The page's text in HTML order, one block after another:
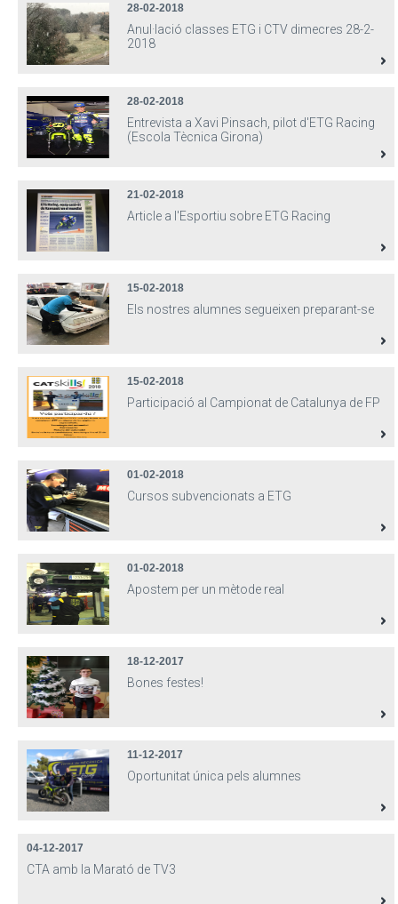
28-02-2018
Anul·lació classes ETG i CTV dimecres 28-2-
2018
28-02-2018
Entrevista a Xavi Pinsach, pilot d'ETG Racing
(Escola Tècnica Girona)
21-02-2018
Article a l'Esportiu sobre ETG Racing
15-02-2018
Els nostres alumnes segueixen preparant-se
15-02-2018
Participació al Campionat de Catalunya de FP
01-02-2018
Cursos subvencionats a ETG
01-02-2018
Apostem per un mètode real
18-12-2017
Bones festes!
11-12-2017
Oportunitat única pels alumnes
04-12-2017
CTA amb la Marató de TV3